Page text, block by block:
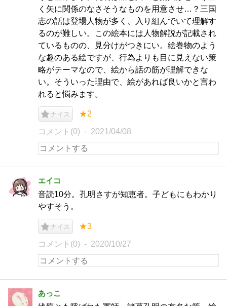
く矢に関係のなさそうなものを用意させ…？三国
志の話は登場人物が多く、入り組んでいて理解す
るのが難しい。この絵本には人物解説が記載され
ているものの、見分けがつきにい。絵巻物のよう
な趣のある絵ですが、行為よりも目に見えない策
略がテーマなので、絵から話の筋が理解できな
い。そういった理由で、絵があれば良いかと言わ
れると悩みます。
ナイス ★2
コメント(0) 2021/04/08
エイコ
音読10分。孔明さすが知恵者。子どもにもわかり
やすそう。
ナイス ★3
コメント(0) 2020/10/27
あっこ